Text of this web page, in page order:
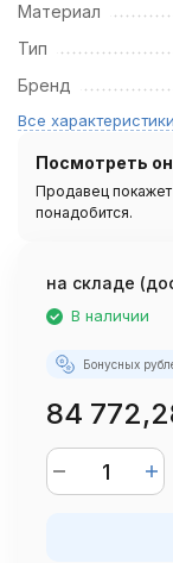
Материал
Тип
Бренд
Все характеристики
Посмотреть
Продавец
понадобится.
на складе
В наличии
Бонусных
84